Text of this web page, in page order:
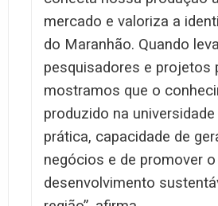
mercado e valoriza a
do Maranhão. Quando
pesquisadores e projetos
mostramos que o
produzido na
prática, capacidade de
negócios e de promover o
desenvolvimento